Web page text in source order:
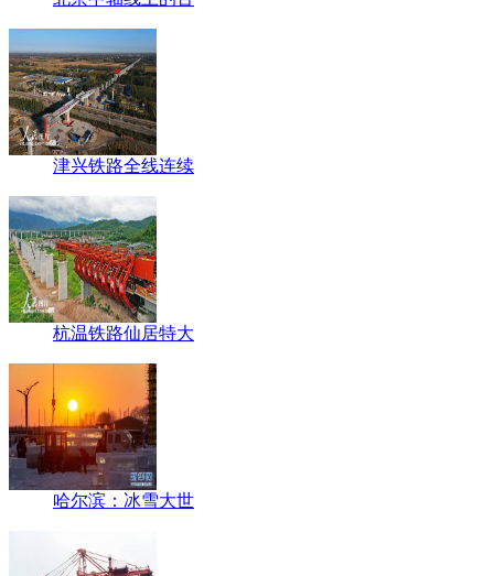
津兴铁路全线连续
杭温铁路仙居特大
哈尔滨：冰雪大世